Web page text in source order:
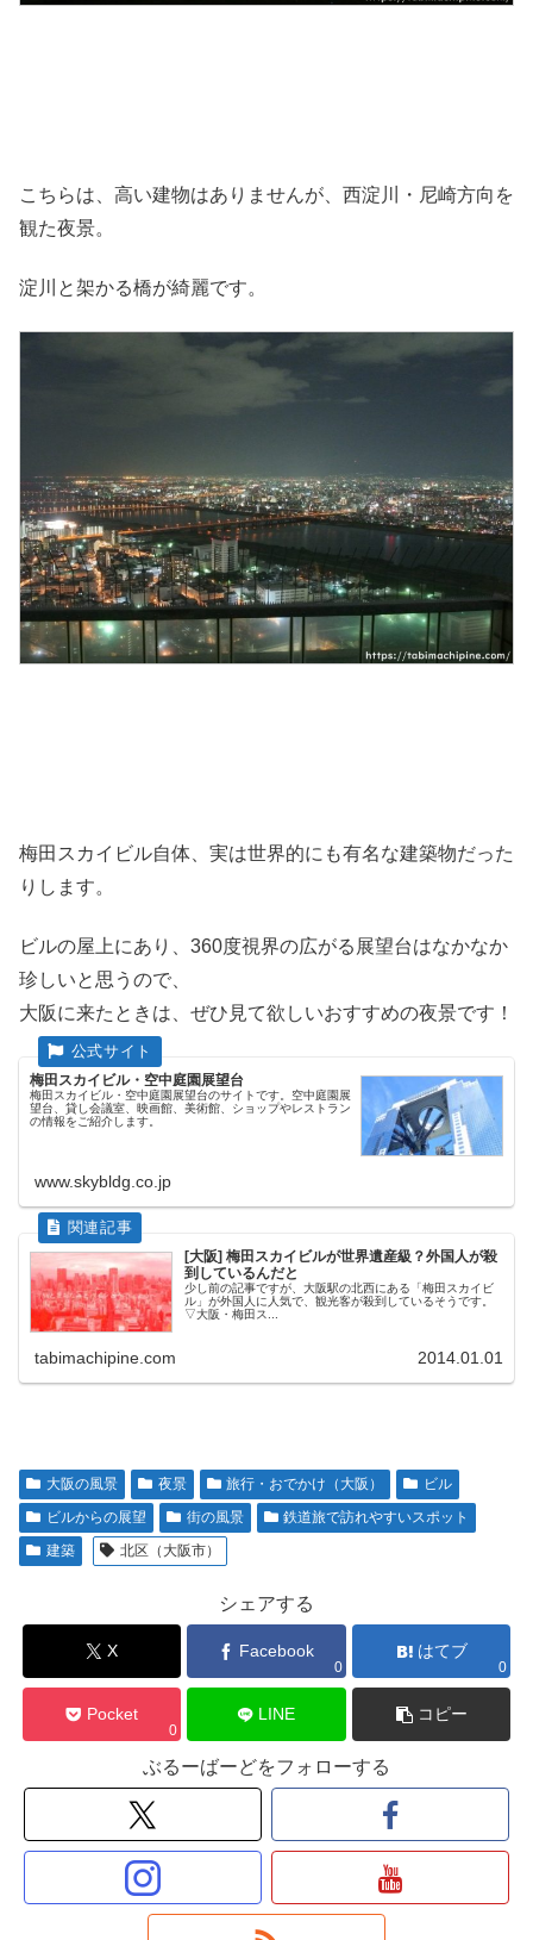
こちらは、高い建物はありませんが、西淀川・尼崎方向を
観た夜景。
淀川と架かる橋が綺麗です。
梅田スカイビル自体、実は世界的にも有名な建築物だった
りします。
ビルの屋上にあり、360度視界の広がる展望台はなかなか
珍しいと思うので、
大阪に来たときは、ぜひ見て欲しいおすすめの夜景です！
梅田スカイビル・空中庭園展望台
梅田スカイビル・空中庭園展望台のサイトです。空中庭園展
望台、貸し会議室、映画館、美術館、ショップやレストラン
の情報をご紹介します。
www.skybldg.co.jp
[大阪] 梅田スカイビルが世界遺産級？外国人が殺
到しているんだと
少し前の記事ですが、大阪駅の北西にある「梅田スカイビ
ル」が外国人に人気で、観光客が殺到しているそうです。
▽大阪・梅田ス...
tabimachipine.com 2014.01.01
大阪の風景 夜景 旅行・おでかけ（大阪）
ビル
ビルからの展望
街の風景
鉄道旅で訪れやすいスポット
建築
北区（大阪市）
シェアする
X Facebook
0
はてブ
0
Pocket
0
LINE コピー
ぶるーばーどをフォローする